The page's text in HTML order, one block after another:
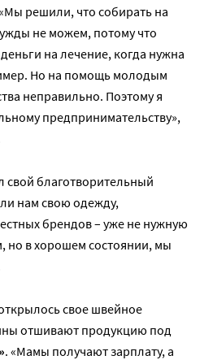
решили, что собирать на
не можем, потому что
на лечение, когда нужна
Но на помощь молодым
неправильно. Поэтому я
предпринимательству»,
свой благотворительный
нам свою одежду,
брендов – уже не нужную
но в хорошем состоянии, мы
свое швейное
отшивают продукцию под
. «Мамы получают зарплату, а